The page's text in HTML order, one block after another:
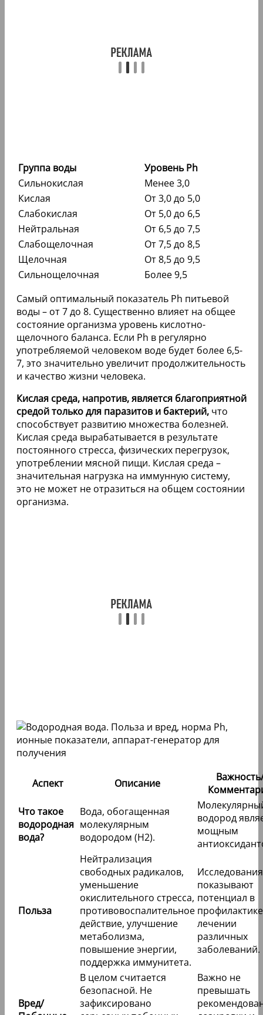
Группа воды
Уровень Ph
Сильнокислая
Менее 3,0
Кислая
От 3,0 до 5,0
Слабокислая
От 5,0 до 6,5
Нейтральная
От 6,5 до 7,5
Слабощелочная
От 7,5 до 8,5
Щелочная
От 8,5 до 9,5
Сильнощелочная
Более 9,5
Самый оптимальный показатель Ph питьевой
воды – от 7 до 8. Существенно влияет на общее
состояние организма уровень кислотно-
щелочного баланса. Если Ph в регулярно
употребляемой человеком воде будет более 6,5-
7, это значительно увеличит продолжительность
и качество жизни человека.
Кислая среда, напротив, является благоприятной
средой только для паразитов и бактерий, что
способствует развитию множества болезней.
Кислая среда вырабатывается в результате
постоянного стресса, физических перегрузок,
употреблении мясной пищи. Кислая среда –
значительная нагрузка на иммунную систему,
это не может не отразиться на общем состоянии
организма.
Аспект Описание
Что такое
водородная
вода?
Вода, обогащенная
молекулярным
водородом (H2).
водород
мощным
Польза
Нейтрализация
свободных радикалов,
уменьшение
окислительного стресса,
противовоспалительное
действие, улучшение
метаболизма,
повышение энергии,
поддержка иммунитета.
Исследования
показывают
потенциал в
лечении
различных
заболеваний.
Вред/
В целом считается
безопасной. Не
зафиксировано
Важно не
превышать